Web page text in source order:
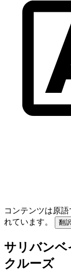
コンテンツは原語
れています。
翻
サリバンベ
クルーズ